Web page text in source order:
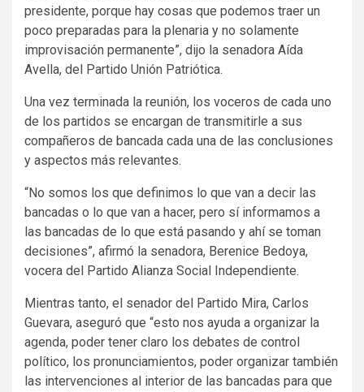
presidente, porque hay cosas que podemos traer un
poco preparadas para la plenaria y no solamente
improvisación permanente”, dijo la senadora Aída
Avella, del Partido Unión Patriótica.
Una vez terminada la reunión, los voceros de cada uno
de los partidos se encargan de transmitirle a sus
compañeros de bancada cada una de las conclusiones
y aspectos más relevantes.
“No somos los que definimos lo que van a decir las
bancadas o lo que van a hacer, pero sí informamos a
las bancadas de lo que está pasando y ahí se toman
decisiones”, afirmó la senadora, Berenice Bedoya,
vocera del Partido Alianza Social Independiente.
Mientras tanto, el senador del Partido Mira, Carlos
Guevara, aseguró que “esto nos ayuda a organizar la
agenda, poder tener claro los debates de control
político, los pronunciamientos, poder organizar también
las intervenciones al interior de las bancadas para que